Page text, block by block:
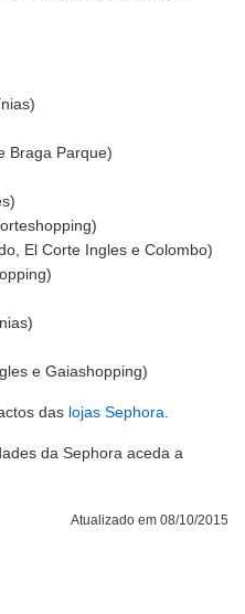
Braga Parque)
El Corte Ingles e Colombo)
e Gaiashopping)
das lojas Sephora
da Sephora aceda a
Atualizado em 08/10/2015